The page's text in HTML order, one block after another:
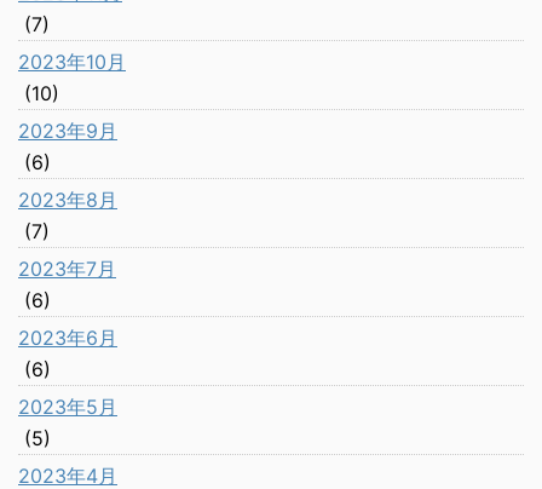
(7)
2023年10月
(10)
2023年9月
(6)
2023年8月
(7)
2023年7月
(6)
2023年6月
(6)
2023年5月
(5)
2023年4月